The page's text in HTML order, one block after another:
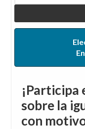
¡Participa
sobre la
con